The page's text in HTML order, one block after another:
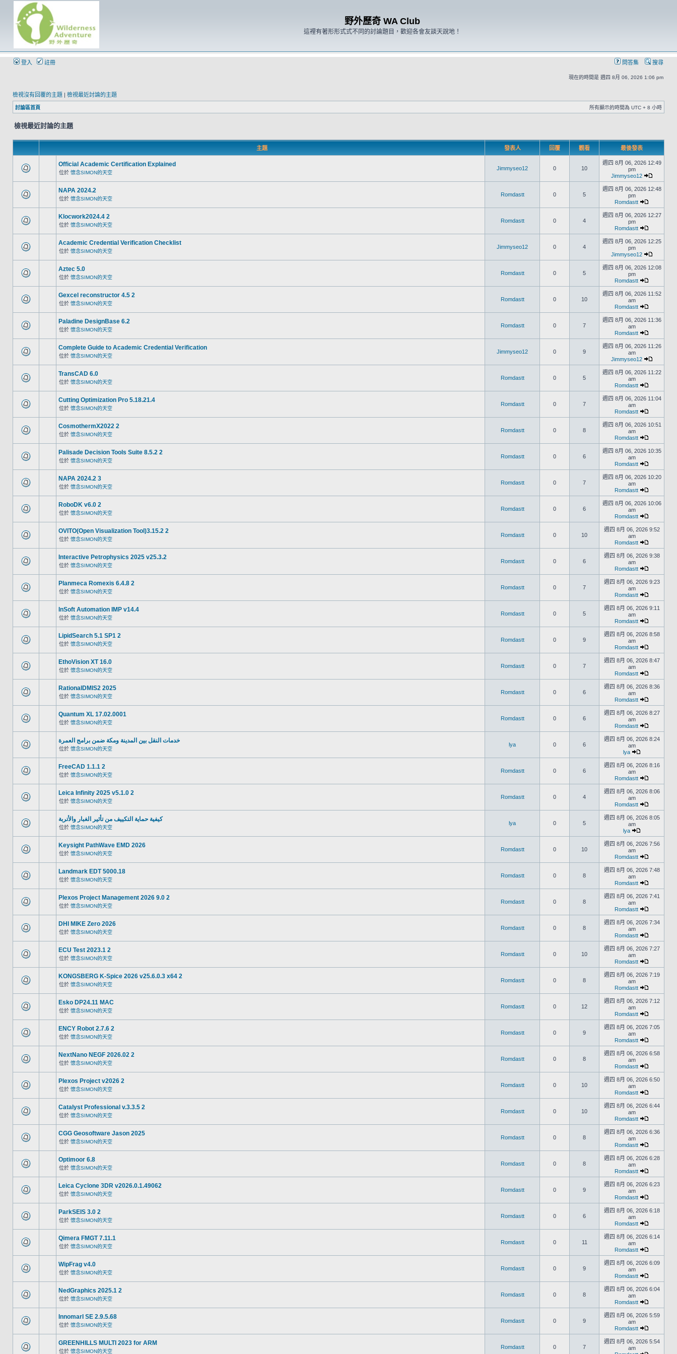
野外歷奇 WA Club
這裡有著形形式式不同的討論題目，歡迎各會友談天說地！
登入 註冊 問答集 搜尋
現在的時間是 週四 8月 06, 2026 1:06 pm
檢視沒有回覆的主題 | 檢視最近討論的主題
討論區首頁 所有顯示的時間為 UTC + 8 小時
檢視最近討論的主題
主題 發表人 回覆 觀看 最後發表
Official Academic Certification Explained
位於 懷念SIMON的天空
Jimmyseo12 0 10
週四 8月 06, 2026 12:49
pm
Jimmyseo12
NAPA 2024.2
位於 懷念SIMON的天空
Romdastt 0 5
週四 8月 06, 2026 12:48
pm
Romdastt
Klocwork2024.4 2
位於 懷念SIMON的天空
Romdastt 0 4
週四 8月 06, 2026 12:27
pm
Romdastt
Academic Credential Verification Checklist
位於 懷念SIMON的天空
Jimmyseo12 0 4
週四 8月 06, 2026 12:25
pm
Jimmyseo12
Aztec 5.0
位於 懷念SIMON的天空
Romdastt 0 5
週四 8月 06, 2026 12:08
pm
Romdastt
Gexcel reconstructor 4.5 2
位於 懷念SIMON的天空
Romdastt 0 10
週四 8月 06, 2026 11:52
am
Romdastt
Paladine DesignBase 6.2
位於 懷念SIMON的天空
Romdastt 0 7
週四 8月 06, 2026 11:36
am
Romdastt
Complete Guide to Academic Credential Verification
位於 懷念SIMON的天空
Jimmyseo12 0 9
週四 8月 06, 2026 11:26
am
Jimmyseo12
TransCAD 6.0
位於 懷念SIMON的天空
Romdastt 0 5
週四 8月 06, 2026 11:22
am
Romdastt
Cutting Optimization Pro 5.18.21.4
位於 懷念SIMON的天空
Romdastt 0 7
週四 8月 06, 2026 11:04
am
Romdastt
CosmothermX2022 2
位於 懷念SIMON的天空
Romdastt 0 8
週四 8月 06, 2026 10:51
am
Romdastt
Palisade Decision Tools Suite 8.5.2 2
位於 懷念SIMON的天空
Romdastt 0 6
週四 8月 06, 2026 10:35
am
Romdastt
NAPA 2024.2 3
位於 懷念SIMON的天空
Romdastt 0 7
週四 8月 06, 2026 10:20
am
Romdastt
RoboDK v6.0 2
位於 懷念SIMON的天空
Romdastt 0 6
週四 8月 06, 2026 10:06
am
Romdastt
OVITO(Open Visualization Tool)3.15.2 2
位於 懷念SIMON的天空
Romdastt 0 10
週四 8月 06, 2026 9:52
am
Romdastt
Interactive Petrophysics 2025 v25.3.2
位於 懷念SIMON的天空
Romdastt 0 6
週四 8月 06, 2026 9:38
am
Romdastt
Planmeca Romexis 6.4.8 2
位於 懷念SIMON的天空
Romdastt 0 7
週四 8月 06, 2026 9:23
am
Romdastt
InSoft Automation IMP v14.4
位於 懷念SIMON的天空
Romdastt 0 5
週四 8月 06, 2026 9:11
am
Romdastt
LipidSearch 5.1 SP1 2
位於 懷念SIMON的天空
Romdastt 0 9
週四 8月 06, 2026 8:58
am
Romdastt
EthoVision XT 16.0
位於 懷念SIMON的天空
Romdastt 0 7
週四 8月 06, 2026 8:47
am
Romdastt
RationalDMIS2 2025
位於 懷念SIMON的天空
Romdastt 0 6
週四 8月 06, 2026 8:36
am
Romdastt
Quantum XL 17.02.0001
位於 懷念SIMON的天空
Romdastt 0 6
週四 8月 06, 2026 8:27
am
Romdastt
خدمات النقل بين المدينة ومكة ضمن برامج العمرة
位於 懷念SIMON的天空
lya 0 6
週四 8月 06, 2026 8:24
am
lya
FreeCAD 1.1.1 2
位於 懷念SIMON的天空
Romdastt 0 6
週四 8月 06, 2026 8:16
am
Romdastt
Leica Infinity 2025 v5.1.0 2
位於 懷念SIMON的天空
Romdastt 0 4
週四 8月 06, 2026 8:06
am
Romdastt
كيفية حماية التكييف من تأثير الغبار والأتربة
位於 懷念SIMON的天空
lya 0 5
週四 8月 06, 2026 8:05
am
lya
Keysight PathWave EMD 2026
位於 懷念SIMON的天空
Romdastt 0 10
週四 8月 06, 2026 7:56
am
Romdastt
Landmark EDT 5000.18
位於 懷念SIMON的天空
Romdastt 0 8
週四 8月 06, 2026 7:48
am
Romdastt
Plexos Project Management 2026 9.0 2
位於 懷念SIMON的天空
Romdastt 0 8
週四 8月 06, 2026 7:41
am
Romdastt
DHI MIKE Zero 2026
位於 懷念SIMON的天空
Romdastt 0 8
週四 8月 06, 2026 7:34
am
Romdastt
ECU Test 2023.1 2
位於 懷念SIMON的天空
Romdastt 0 10
週四 8月 06, 2026 7:27
am
Romdastt
KONGSBERG K-Spice 2026 v25.6.0.3 x64 2
位於 懷念SIMON的天空
Romdastt 0 8
週四 8月 06, 2026 7:19
am
Romdastt
Esko DP24.11 MAC
位於 懷念SIMON的天空
Romdastt 0 12
週四 8月 06, 2026 7:12
am
Romdastt
ENCY Robot 2.7.6 2
位於 懷念SIMON的天空
Romdastt 0 9
週四 8月 06, 2026 7:05
am
Romdastt
NextNano NEGF 2026.02 2
位於 懷念SIMON的天空
Romdastt 0 8
週四 8月 06, 2026 6:58
am
Romdastt
Plexos Project v2026 2
位於 懷念SIMON的天空
Romdastt 0 10
週四 8月 06, 2026 6:50
am
Romdastt
Catalyst Professional v.3.3.5 2
位於 懷念SIMON的天空
Romdastt 0 10
週四 8月 06, 2026 6:44
am
Romdastt
CGG Geosoftware Jason 2025
位於 懷念SIMON的天空
Romdastt 0 8
週四 8月 06, 2026 6:36
am
Romdastt
Optimoor 6.8
位於 懷念SIMON的天空
Romdastt 0 8
週四 8月 06, 2026 6:28
am
Romdastt
Leica Cyclone 3DR v2026.0.1.49062
位於 懷念SIMON的天空
Romdastt 0 9
週四 8月 06, 2026 6:23
am
Romdastt
ParkSEIS 3.0 2
位於 懷念SIMON的天空
Romdastt 0 6
週四 8月 06, 2026 6:18
am
Romdastt
Qimera FMGT 7.11.1
位於 懷念SIMON的天空
Romdastt 0 11
週四 8月 06, 2026 6:14
am
Romdastt
WipFrag v4.0
位於 懷念SIMON的天空
Romdastt 0 9
週四 8月 06, 2026 6:09
am
Romdastt
NedGraphics 2025.1 2
位於 懷念SIMON的天空
Romdastt 0 8
週四 8月 06, 2026 6:04
am
Romdastt
InnomarI SE 2.9.5.68
位於 懷念SIMON的天空
Romdastt 0 9
週四 8月 06, 2026 5:59
am
Romdastt
GREENHILLS MULTI 2023 for ARM
位於 懷念SIMON的天空
Romdastt 0 7
週四 8月 06, 2026 5:54
am